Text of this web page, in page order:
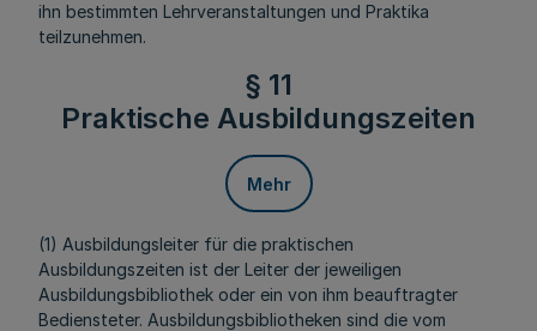
ihn bestimmten Lehrveranstaltungen und Praktika
teilzunehmen.
§ 11
Praktische Ausbildungszeiten
Mehr
(1) Ausbildungsleiter für die praktischen
Ausbildungszeiten ist der Leiter der jeweiligen
Ausbildungsbibliothek oder ein von ihm beauftragter
Bediensteter. Ausbildungsbibliotheken sind die vom